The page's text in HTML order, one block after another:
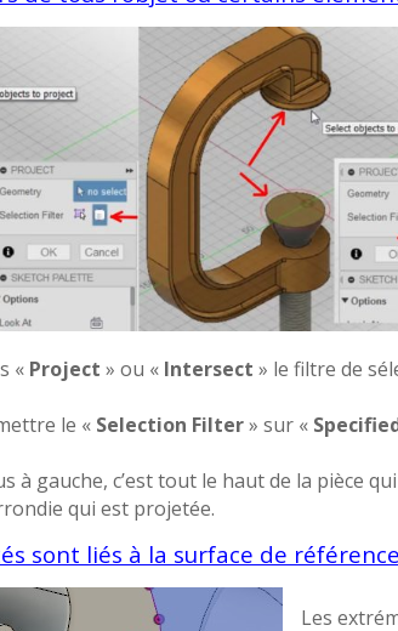
« Project » ou « Intersect » le filtre de
le « Selection Filter» sur «
à gauche, c’est tout le haut de la pièce
qui est projetée.
sont liés à la surface de référence
Les